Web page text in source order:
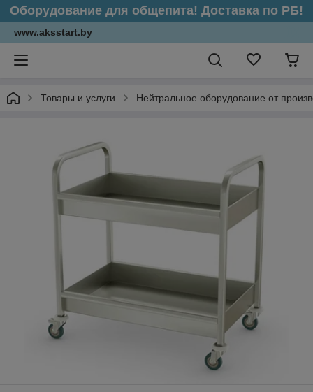
Оборудование для общепита! Доставка по РБ!
www.aksstart.by
Товары и услуги Нейтральное оборудование от